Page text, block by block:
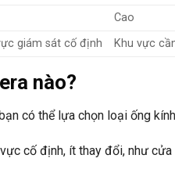
Cao
giám sát cố định Khu vực
nào?
có thể lựa chọn loại ống
cố định, ít thay đổi, như